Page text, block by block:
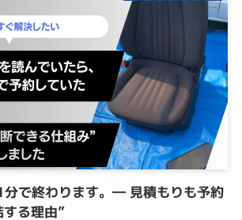
分で終わります。― 見積もりも予約
る理由”